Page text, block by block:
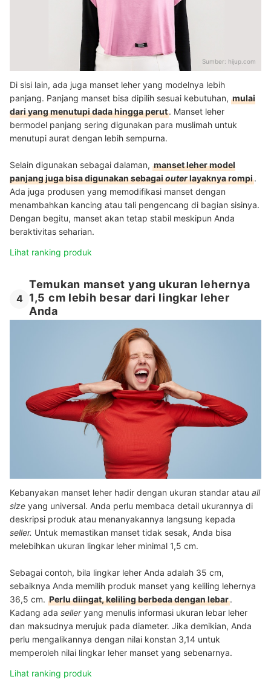
Sumber: hijup.com
Di sisi lain, ada juga manset leher yang modelnya lebih
panjang. Panjang manset bisa dipilih sesuai kebutuhan, mulai
dari yang menutupi dada hingga perut. Manset leher
bermodel panjang sering digunakan para muslimah untuk
menutupi aurat dengan lebih sempurna.
Selain digunakan sebagai dalaman, manset leher model
panjang juga bisa digunakan sebagaiouterlayaknya rompi.
Ada juga produsen yang memodifikasi manset dengan
menambahkan kancing atau tali pengencang di bagian sisinya.
Dengan begitu, manset akan tetap stabil meskipun Anda
beraktivitas seharian.
Lihat ranking produk
4
Temukan manset yang ukuran lehernya
1,5 cm lebih besar dari lingkar leher
Anda
Kebanyakan manset leher hadir dengan ukuran standar atau all
size yang universal. Anda perlu membaca detail ukurannya di
deskripsi produk atau menanyakannya langsung kepada
seller. Untuk memastikan manset tidak sesak, Anda bisa
melebihkan ukuran lingkar leher minimal 1,5 cm.
Sebagai contoh, bila lingkar leher Anda adalah 35 cm,
sebaiknya Anda memilih produk manset yang keliling lehernya
36,5 cm. Perlu diingat, keliling berbeda dengan lebar.
Kadang ada selleryang menulis informasi ukuran lebar leher
dan maksudnya merujuk pada diameter. Jika demikian, Anda
perlu mengalikannya dengan nilai konstan 3,14 untuk
memperoleh nilai lingkar leher manset yang sebenarnya.
Lihat ranking produk